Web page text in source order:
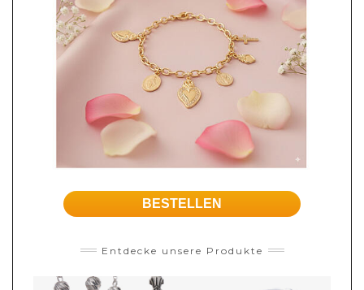
BESTELLEN
Entdecke unsere Produkte